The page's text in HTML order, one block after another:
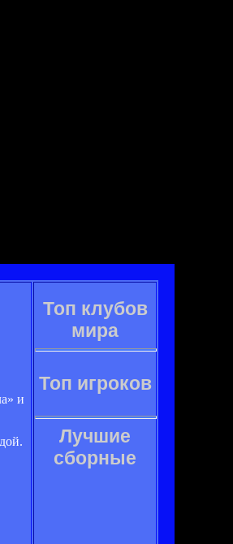
и
Топ клубов
мира
Топ игроков
Лучшие
сборные